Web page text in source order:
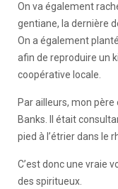
On va également
gentiane, la dernière
On a également
afin de reproduire un
coopérative locale.
Par ailleurs, mon
Banks. Il était
pied à l’étrier dans le
C’est donc une vraie
des spiritueux.